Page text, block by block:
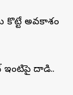
కొట్టే అవకాశం
ఇంటిపై దాడి..